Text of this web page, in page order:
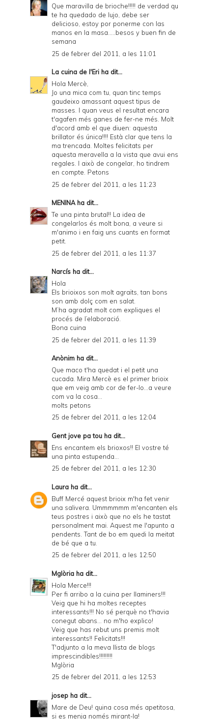
Que maravilla de brioche!!!!! de verdad qu
te ha quedado de lujo, debe ser
delicioso, estoy por ponerme con las
manos en la masa.....besos y buen fin de
semana
25 de febrer del 2011, a les 11:01
La cuina de l'Eri ha dit...
Hola Mercè,
Jo una mica com tu, quan tinc temps
gaudeixo amassant aquest tipus de
masses. I quan veus el resultat encara
t'agafen més ganes de fer-ne més. Molt
d'acord amb el que diuen: aquesta
brillator és única!!!! Està clar que tens la
ma trencada. Moltes felicitats per
aquesta meravella a la vista que avui ens
regales. I això de congelar, ho tindrem
en compte. Petons
25 de febrer del 2011, a les 11:23
MENINAha dit...
Te una pinta brutal!! La idea de
congelarlos és molt bona, a veure si
m'animo i en faig uns cuants en format
petit.
25 de febrer del 2011, a les 11:37
Narcís ha dit...
Hola
Els brioixos son molt agraïts, tan bons
son amb dolç com en salat.
M’ha agradat molt com expliques el
procés de l’elaboració.
Bona cuina
25 de febrer del 2011, a les 11:39
Anònim ha dit...
Que maco t'ha quedat i el petit una
cucada. Mira Mercè es el primer brioix
que em veig amb cor de fer-lo...a veure
com va la cosa...
molts petons
25 de febrer del 2011, a les 12:04
Gent jove pa tou ha dit...
Ens encantem els brioxos!! El vostre té
una pinta estupenda...
25 de febrer del 2011, a les 12:30
Laura ha dit...
Buff Mercé aquest brioix m'ha fet venir
una salivera. Ummmmmm m'encanten els
teus postres i això que no els he tastat
personalment mai. Aquest me l'apunto a
pendents. Tant de bo em quedi la meitat
de bé que a tu.
25 de febrer del 2011, a les 12:50
Mglòria ha dit...
Hola Merce!!!
Per fi arribo a la cuina per llaminers!!!
Veig que hi ha moltes receptes
interessants!!! No sé perquè no t'havia
conegut abans... no m'ho explico!
Veig que has rebut uns premis molt
interessants!! Felicitats!!!
T'adjunto a la meva llista de blogs
imprescindibles!!!!!!!!!
Mglòria
25 de febrer del 2011, a les 12:53
josep ha dit...
Mare de Deu! quina cosa més apetitosa,
si es menja només mirant-la!